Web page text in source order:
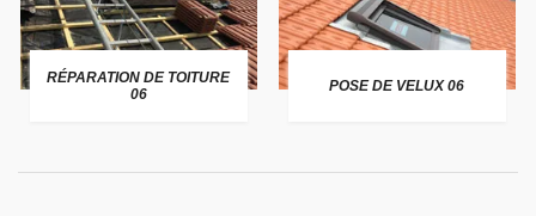
RÉPARATION DE TOITURE
06
POSE DE VELUX 06